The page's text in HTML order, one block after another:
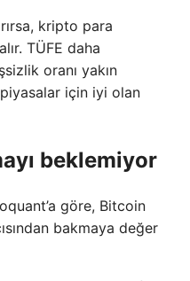
kripto para
TÜFE daha
oranı yakın
için iyi olan
beklemiyor
göre, Bitcoin
bakmaya değer